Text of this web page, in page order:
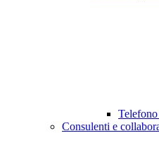
Telefono
Consulenti e